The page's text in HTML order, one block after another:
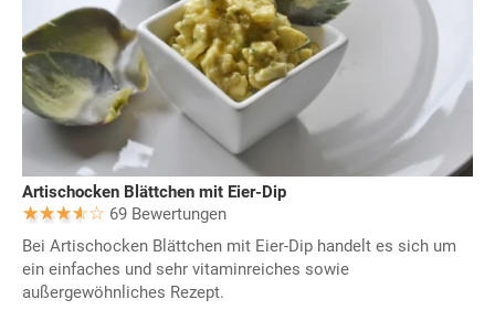
Artischocken Blättchen mit Eier-Dip
69 Bewertungen
Bei Artischocken Blättchen mit Eier-Dip handelt es sich um
ein einfaches und sehr vitaminreiches sowie
außergewöhnliches Rezept.